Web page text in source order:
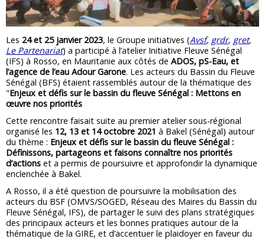
Les 24 et 25 janvier 2023, le Groupe initiatives (Avsf, grdr, gret,
Le Partenariat) a participé à l’atelier Initiative Fleuve Sénégal
(IFS) à Rosso, en Mauritanie aux côtés de ADOS, pS-Eau, et
l’agence de l’eau Adour Garone. Les acteurs du Bassin du Fleuve
Sénégal (BFS) étaient rassemblés autour de la thématique des
"Enjeux et défis sur le bassin du fleuve Sénégal : Mettons en
œuvre nos priorités
Cette rencontre faisait suite au premier atelier sous-régional
organisé les 12, 13 et 14 octobre 2021 à Bakel (Sénégal) autour
du thème : Enjeux et défis sur le bassin du fleuve Sénégal :
Définissons, partageons et faisons connaître nos priorités
d’actions et a permis de poursuivre et approfondir la dynamique
enclenchée à Bakel.
A Rosso, il a été question de poursuivre la mobilisation des
acteurs du BSF (OMVS/SOGED, Réseau des Maires du Bassin du
Fleuve Sénégal, IFS), de partager le suivi des plans stratégiques
des principaux acteurs et les bonnes pratiques autour de la
thématique de la GIRE, et d’accentuer le plaidoyer en faveur du